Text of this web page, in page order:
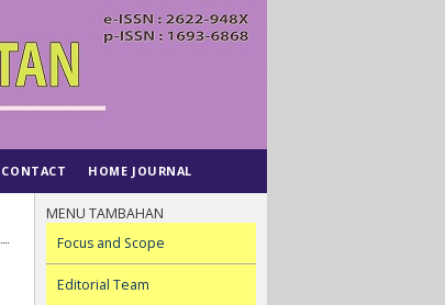
MENU TAMBAHAN
Focus and Scope
Editorial Team
CONTACT HOME JOURNAL